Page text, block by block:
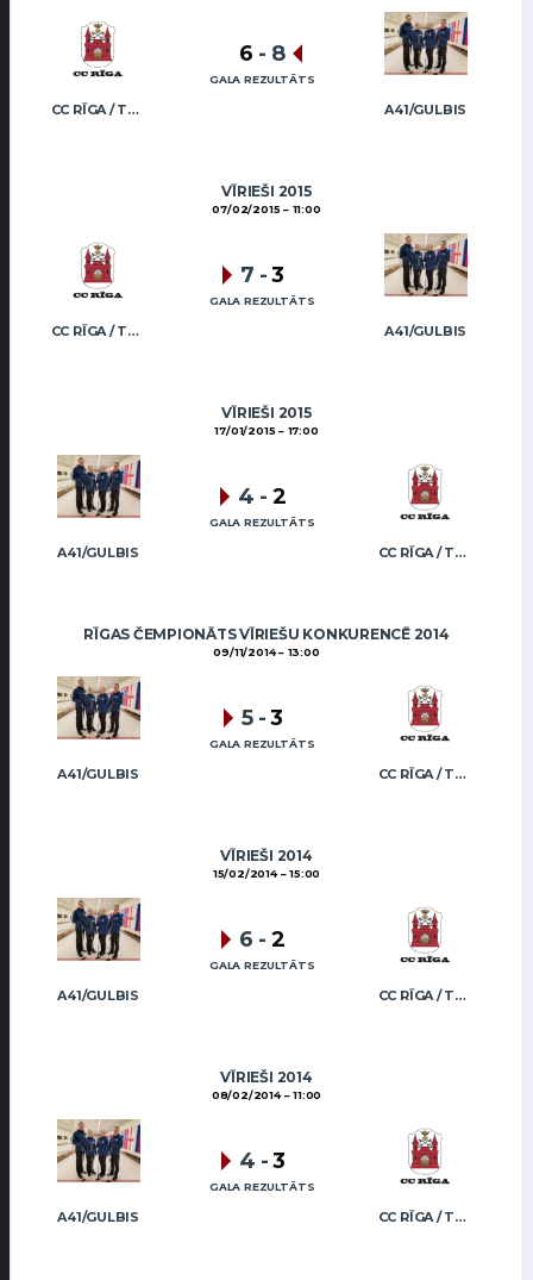
CC RĪGA / TRUKŠĀNS A41/GULBIS
6 - 8
GALA REZULTĀTS
VĪRIEŠI 2015
07/02/2015 11:00
CC RĪGA / TRUKŠĀNS A41/GULBIS
7 -3
GALA REZULTĀTS
VĪRIEŠI 2015
17/01/2015 17:00
A41/GULBIS CC RĪGA / TRUKŠĀNS
4 - 2
GALA REZULTĀTS
RĪGAS ČEMPIONĀTS VĪRIEŠU KONKURENCĒ 2014
09/11/2014 13:00
A41/GULBIS CC RĪGA / TRUKŠĀNS
5 -3
GALA REZULTĀTS
VĪRIEŠI 2014
15/02/2014 15:00
A41/GULBIS CC RĪGA / TRUKŠĀNS
6 - 2
GALA REZULTĀTS
VĪRIEŠI 2014
08/02/2014 11:00
A41/GULBIS CC RĪGA / TRUKŠĀNS
4 -3
GALA REZULTĀTS